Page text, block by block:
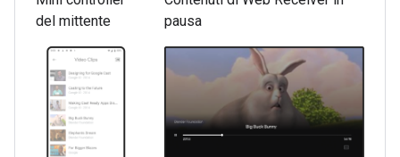
del mittente
pausa